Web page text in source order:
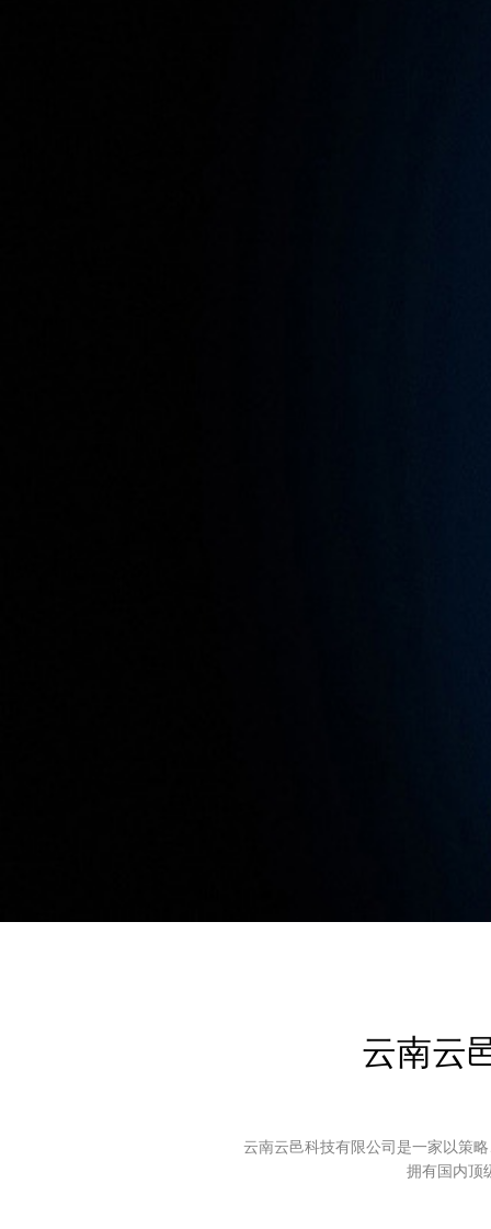
云南云
云南云邑科技有限公司是一家以策
拥有国内顶